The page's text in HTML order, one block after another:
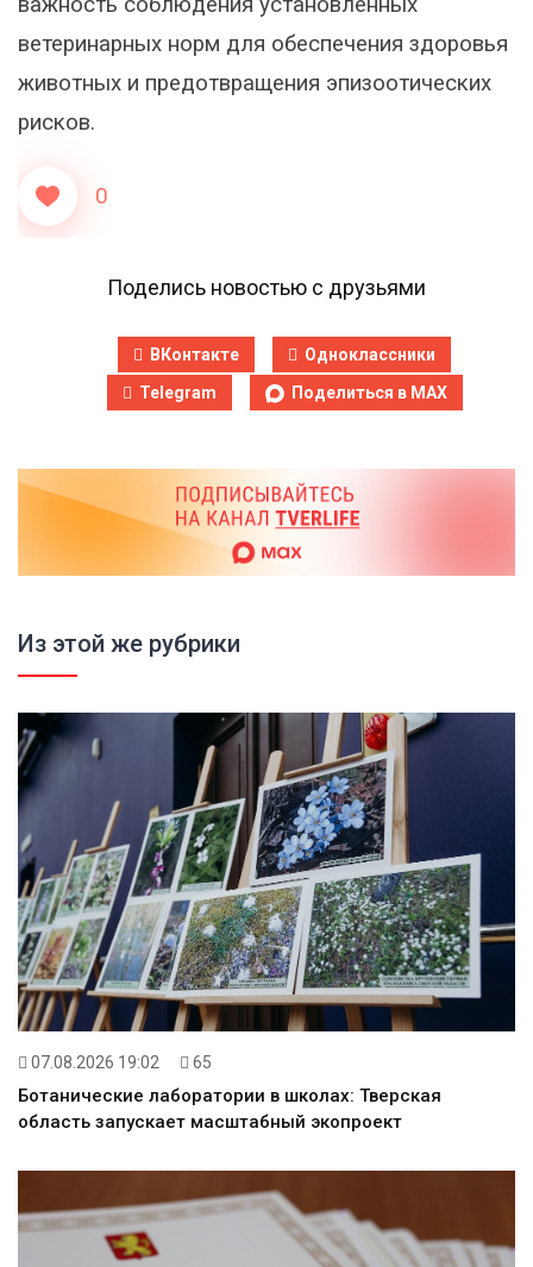
ветеринарных норм для обеспечения здоровья
животных и предотвращения эпизоотических
рисков.
0
Поделись новостью с друзьями
ВКонтакте
Одноклассники
Telegram
Поделиться в MAX
Из этой же рубрики
07.08.2026 19:02 65
Ботанические лаборатории в школах: Тверская
область запускает масштабный экопроект